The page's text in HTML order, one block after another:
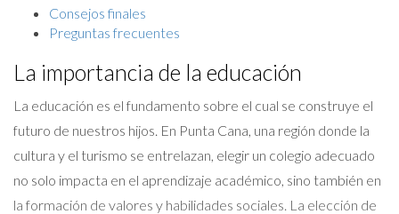
Consejos finales
Preguntas frecuentes
La importancia de la educación
La educación es el fundamento sobre el cual se construye el
futuro de nuestros hijos. En Punta Cana, una región donde la
cultura y el turismo se entrelazan, elegir un colegio adecuado
no solo impacta en el aprendizaje académico, sino también en
la formación de valores y habilidades sociales. La elección de